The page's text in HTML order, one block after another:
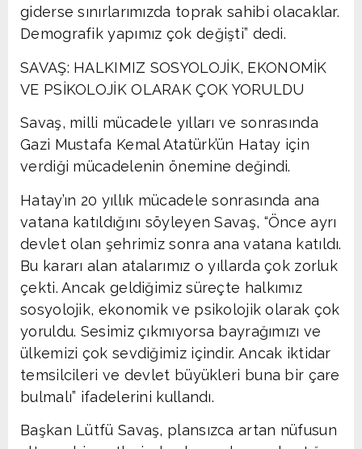
giderse sınırlarımızda toprak sahibi olacaklar.
Demografik yapımız çok değişti” dedi.
SAVAŞ: HALKIMIZ SOSYOLOJİK, EKONOMİK
VE PSİKOLOJİK OLARAK ÇOK YORULDU
Savaş, milli mücadele yılları ve sonrasında
Gazi Mustafa Kemal Atatürk’ün Hatay için
verdiği mücadelenin önemine değindi.
Hatay’ın 20 yıllık mücadele sonrasında ana
vatana katıldığını söyleyen Savaş, “Önce ayrı
devlet olan şehrimiz sonra ana vatana katıldı.
Bu kararı alan atalarımız o yıllarda çok zorluk
çekti. Ancak geldiğimiz süreçte halkımız
sosyolojik, ekonomik ve psikolojik olarak çok
yoruldu. Sesimiz çıkmıyorsa bayrağımızı ve
ülkemizi çok sevdiğimiz içindir. Ancak iktidar
temsilcileri ve devlet büyükleri buna bir çare
bulmalı” ifadelerini kullandı.
Başkan Lütfü Savaş, plansızca artan nüfusun